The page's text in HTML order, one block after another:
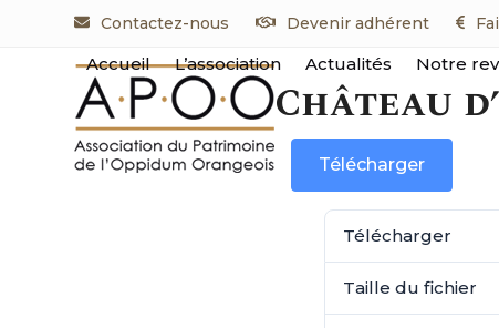
Contactez-nous Devenir adhérent
Accueil
L’association Actualités Notre
Château
Télécharger
Télécharger
Taille du fichier